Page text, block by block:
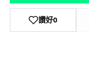
讚好0